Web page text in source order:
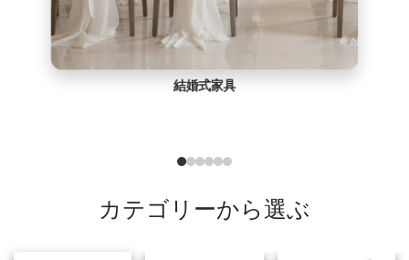
結婚式家具
カテゴリーから選ぶ